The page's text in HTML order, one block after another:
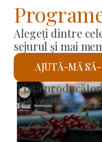
Alegeți dintre
sejurul și mai
AJUTĂ-MĂ
Biserica
Voi verifica